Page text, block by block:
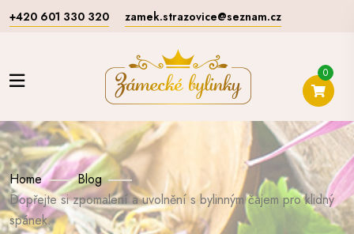
+420 601 330 320 zamek.strazovice@seznam.cz
0
Home
Blog
Dopřejte si zpomalení a uvolnění s bylinným čajem pro klidný
spánek.